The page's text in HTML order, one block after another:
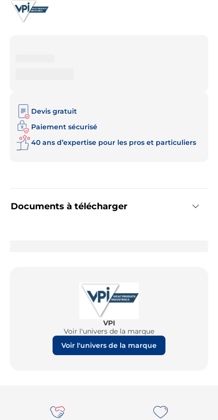
Documents à télécharger
Devis gratuit
Paiement sécurisé
40 ans d’expertise pour les pros et particuliers
VPI
Voir l'univers de la marque
Voir l'univers de la marque